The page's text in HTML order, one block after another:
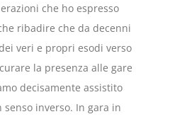
che ho espresso
ribadire che da decenni
veri e propri esodi verso
la presenza alle gare
decisamente assistito
inverso. In gara in